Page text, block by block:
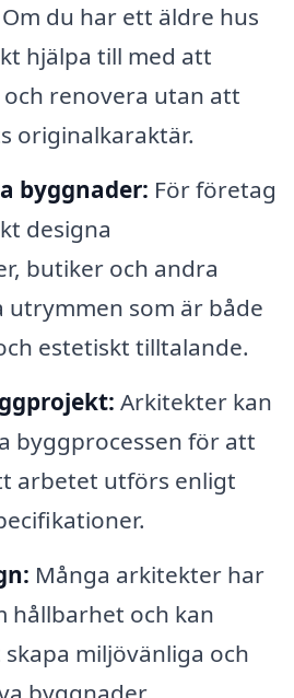
Om du har ett äldre hus
hjälpa till med att
renovera utan att
originalkaraktär.
byggnader: För företag
designa
butiker och andra
utrymmen som är både
estetiskt tilltalande.
Arkitekter kan
byggprocessen för att
arbetet utförs enligt
Många arkitekter har
hållbarhet och kan
miljövänliga och